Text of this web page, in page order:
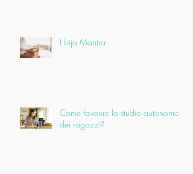
I bija Mantra
Come favorire lo studio autonomo
dei ragazzi?